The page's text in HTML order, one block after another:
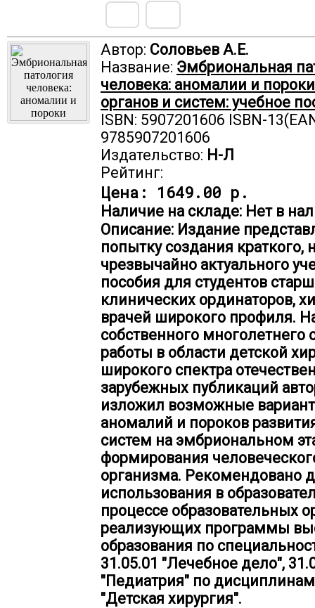
Автор: Соловьев А.Е.
Название: Эмбриональная
человека: аномалии и
органов и систем: учебное
ISBN: 5907201606 ISBN-
9785907201606
Издательство: Н-Л
Рейтинг:
Цена: 1649.00 р.
Наличие на складе: Нет в
Описание: Издание
попытку создания краткого,
чрезвычайно актуального
пособия для студентов
клинических ординаторов,
врачей широкого профиля.
собственного многолетнего
работы в области детской
широкого спектра
зарубежных публикаций
изложил возможные
аномалий и пороков
систем на эмбриональном
формирования
организма. Рекомендовано
использования в
процессе образовательных
реализующих программы
образования по
31.05.01 "Лечебное дело",
"Педиатрия" по дисциплинам
"Детская хирургия".